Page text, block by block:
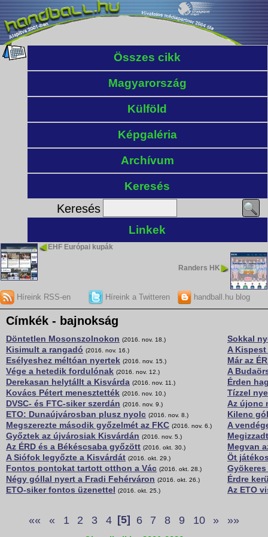
Összes cikk
Magyarország
Külföld
Képgaléria
Archívum
Keresés
Keresés
Linkek
EHF Európai kupák
Randers HK
Híreink RSS-en Híreink a Twitteren handball.hu blog
Címkék - bajnokság
Döntetlen Mosonszolnokon (2016. nov. 18.)
Kisimult a rangadó (2016. nov. 16.)
Esélyeshez méltóan nyertek (2016. nov. 15.)
Vége a hetedik fordulónak (2016. nov. 12.)
Derekasan helytállt a Kisvárda (2016. nov. 11.)
Kovács Pétert menesztették (2016. nov. 10.)
DVSC- és FTC-siker szerdán (2016. nov. 9.)
ETO: Dunaújvárosban plusz nyolc (2016. nov. 8.)
Megszerezte második győzelmét az FKC (2016. nov. 6.)
Győztek az újvárosiak Kisvárdán (2016. nov. 5.)
Az ÉRD és a Békéscsaba győzött (2016. okt. 30.)
A Siófok legyőzte a Kisvárdát (2016. okt. 29.)
Fontos pontokat tartott otthon a Vác (2016. okt. 28.)
Négy góllal nyert a Fradi Fehérváron (2016. okt. 26.)
ETO-siker fontos üzenettel (2016. okt. 25.)
Sokkal
A
Már az
A
Érden
Tízzel
Az újonc
Kilenc
A
Megvan
Öt
Érdre
Az ETO
«« « 1 2 3 4 [5] 6 7 8 9 10 » »»